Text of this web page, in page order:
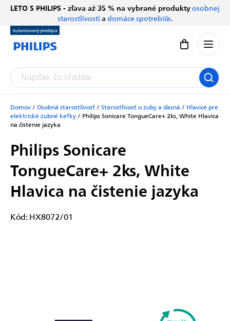
Prejsť
obsah
LETO S PHILIPS - zľava až 35 % na vybrané produktyosobnej
starostlivosti a domáce spotrebiče.
Nákupný
Domov / Osobná starostlivosť / Starostlivosť o zuby a ďasná / Hlavice pre
elektrické zubné kefky / Philips Sonicare TongueCare+ 2ks, White Hlavica
na čistenie jazyka
Philips Sonicare
TongueCare+ 2ks, White
Hlavica na čistenie jazyka
Kód: HX8072/01
Chatbot Filip
Autorizovaný predajce